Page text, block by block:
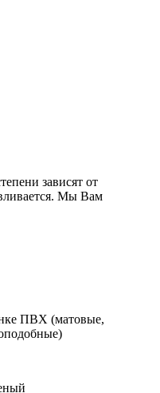
зависят от
Мы Вам
ПВХ (матовые,